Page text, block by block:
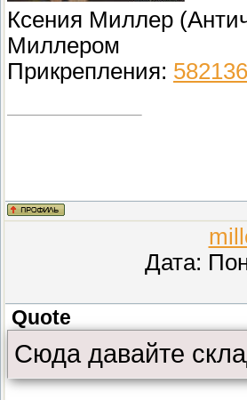
Ксения Миллер
Миллером
Прикрепления:
Дата:
Quote
Сюда давайте